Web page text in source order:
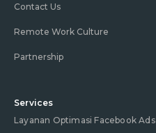
Contact Us
Remote Work Culture
Partnership
Services
Layanan Optimasi Facebook Ads